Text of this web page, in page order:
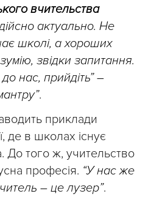
вчительства
актуально. Не
школі, а хороших
звідки запитання.
нас, прийдіть” –
.
приклади
де в школах існує
До того ж, учительство
професія. “У нас же
– це лузер”.